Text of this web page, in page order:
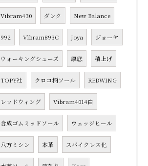
Vibram430 ダンク New Balance
992 Vibram893C Joya ジョーヤ
ウォーキングシューズ 厚底 積上げ
TOPY社 クロコ柄ソール REDWING
レッドウィング Vibram4014白
合成ゴムミッドソール ウェッジヒール
八方ミシン 本革 スパイクレス化